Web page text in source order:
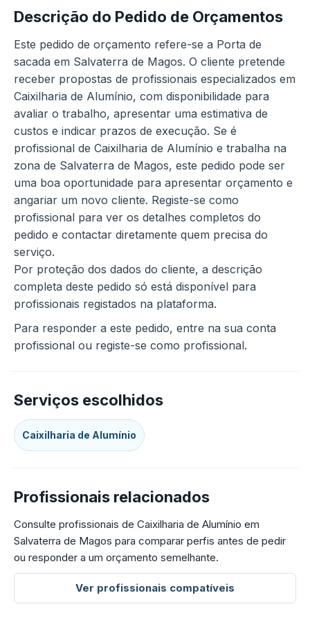
Descrição do Pedido de Orçamentos
Este pedido de orçamento refere-se a Porta de
sacada em Salvaterra de Magos. O cliente pretende
receber propostas de profissionais especializados em
Caixilharia de Alumínio, com disponibilidade para
avaliar o trabalho, apresentar uma estimativa de
custos e indicar prazos de execução. Se é
profissional de Caixilharia de Alumínio e trabalha na
zona de Salvaterra de Magos, este pedido pode ser
uma boa oportunidade para apresentar orçamento e
angariar um novo cliente. Registe-se como
profissional para ver os detalhes completos do
pedido e contactar diretamente quem precisa do
serviço.
Por proteção dos dados do cliente, a descrição
completa deste pedido só está disponível para
profissionais registados na plataforma.
Para responder a este pedido, entre na sua conta
profissional ou registe-se como profissional.
Serviços escolhidos
Caixilharia de Alumínio
Profissionais relacionados
Consulte profissionais de Caixilharia de Alumínio em
Salvaterra de Magos para comparar perfis antes de pedir
ou responder a um orçamento semelhante.
Ver profissionais compatíveis